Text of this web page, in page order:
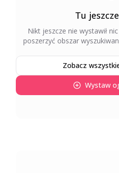
Tu
Nikt jeszcze nie wystawił
poszerzyć obszar
Zobacz
Wystaw